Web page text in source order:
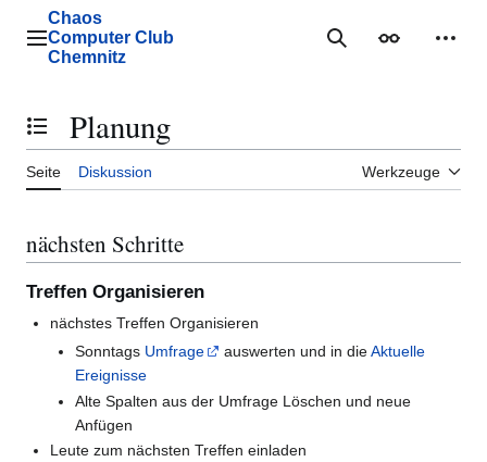
Inhalt
springenHauptmenü
Chaos
Computer Club
Chemnitz
Suche
Inhaltsverzeichnis umschalten
Planung
Seite Diskussion Werkzeuge
nächsten Schritte
Treffen Organisieren
nächstes Treffen Organisieren
Sonntags Umfrage auswerten und in dieAktuelle
Ereignisse
Alte Spalten aus der Umfrage Löschen und neue
Anfügen
Leute zum nächsten Treffen einladen